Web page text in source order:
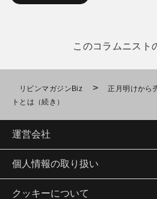
このコラムニスト
リビンマガジンBiz >
正月明けから
トとは（続き）
運営会社
個人情報の取り扱い
クッキーについて